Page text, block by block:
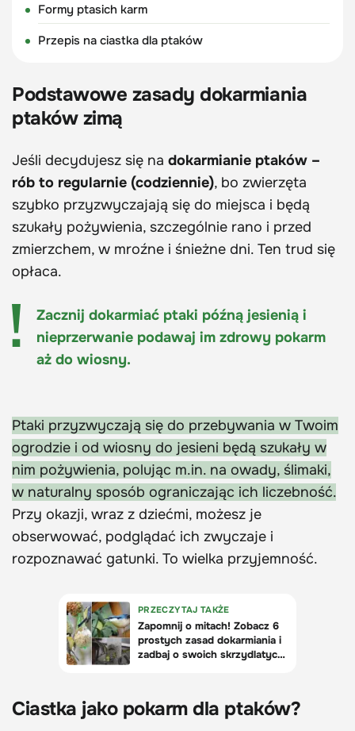
Formy ptasich karm
Przepis na ciastka dla ptaków
Podstawowe zasady dokarmiania
ptaków zimą
Jeśli decydujesz się na dokarmianie ptaków –
rób to regularnie (codziennie), bo zwierzęta
szybko przyzwyczajają się do miejsca i będą
szukały pożywienia, szczególnie rano i przed
zmierzchem, w mroźne i śnieżne dni. Ten trud się
opłaca.
Zacznij dokarmiać ptaki późną jesienią i
nieprzerwanie podawaj im zdrowy pokarm
aż do wiosny.
Ptaki przyzwyczają się do przebywania w Twoim
ogrodzie i od wiosny do jesieni będą szukały w
nim pożywienia, polując m.in. na owady, ślimaki,
w naturalny sposób ograniczając ich liczebność.
Przy okazji, wraz z dziećmi, możesz je
obserwować, podglądać ich zwyczaje i
rozpoznawać gatunki. To wielka przyjemność.
Ciastka jako pokarm dla ptaków?